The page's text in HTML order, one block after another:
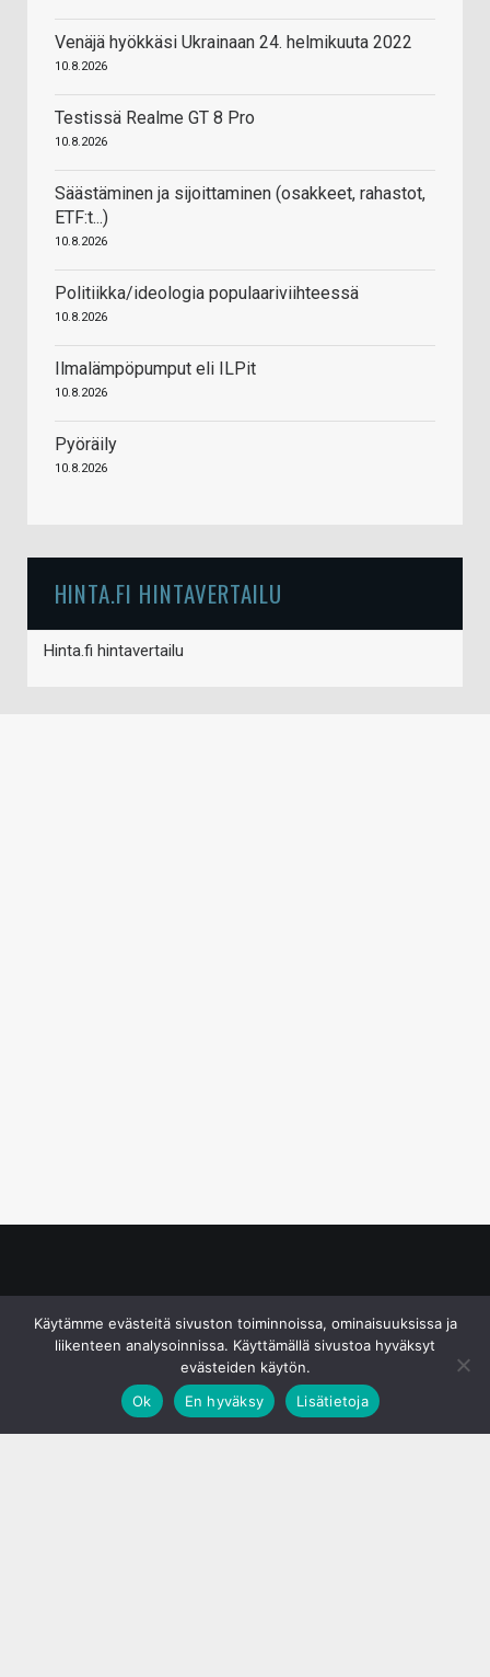
Venäjä hyökkäsi Ukrainaan 24. helmikuuta 2022
10.8.2026
Testissä Realme GT 8 Pro
10.8.2026
Säästäminen ja sijoittaminen (osakkeet, rahastot,
ETF:t...)
10.8.2026
Politiikka/ideologia populaariviihteessä
10.8.2026
Ilmalämpöpumput eli ILPit
10.8.2026
Pyöräily
10.8.2026
HINTA.FI HINTAVERTAILU
Hinta.fi hintavertailu
Käytämme evästeitä sivuston toiminnoissa, ominaisuuksissa ja
liikenteen analysoinnissa. Käyttämällä sivustoa hyväksyt
evästeiden käytön.
Ok
En hyväksy Lisätietoja